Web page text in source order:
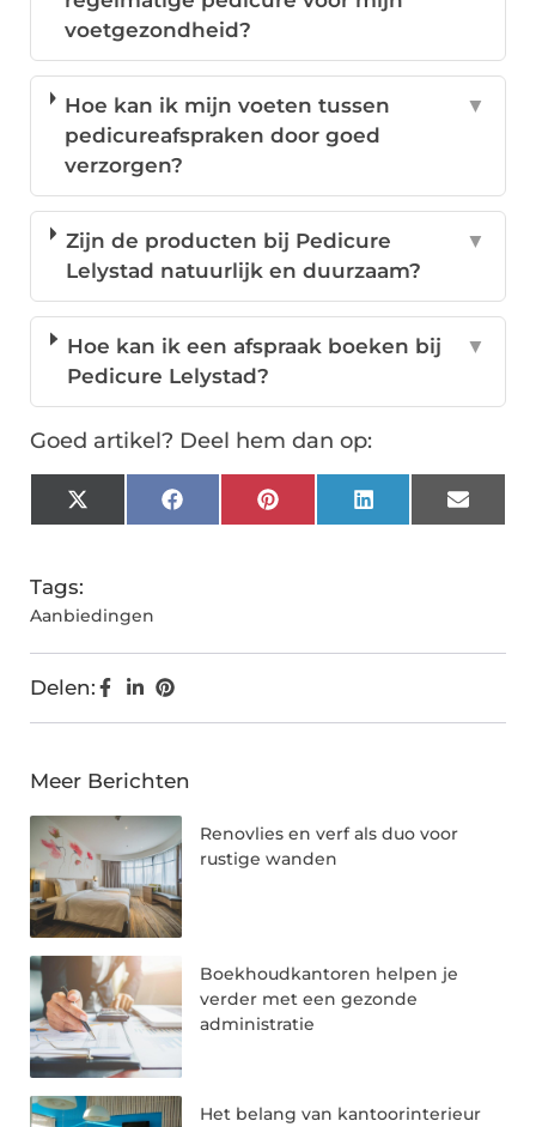
voetgezondheid?
Hoe kan ik mijn voeten tussen
pedicureafspraken door goed
verzorgen?
▼
Zijn de producten bij Pedicure
Lelystad natuurlijk en duurzaam?
▼
Hoe kan ik een afspraak boeken bij
Pedicure Lelystad?
▼
Goed artikel? Deel hem dan op:
X
(Twitter)
FacebookPinterestLinkedInEmail
Tags:
Aanbiedingen
Delen:
Meer Berichten
Renovlies en verf als duo voor
rustige wanden
Boekhoudkantoren helpen je
verder met een gezonde
administratie
Het belang van kantoorinterieur